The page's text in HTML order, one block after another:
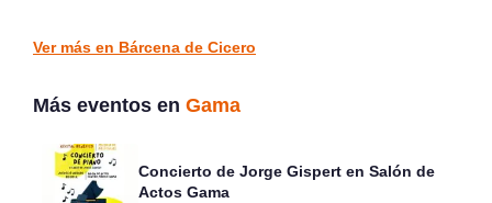
Ver más en Bárcena de Cicero
Más eventos en Gama
Concierto de Jorge Gispert en Salón de
Actos Gama